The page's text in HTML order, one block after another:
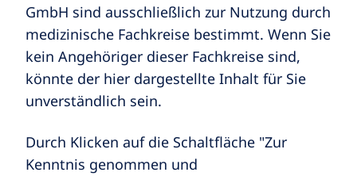
GmbH sind ausschließlich zur Nutzung durch
medizinische Fachkreise bestimmt. Wenn Sie
kein Angehöriger dieser Fachkreise sind,
könnte der hier dargestellte Inhalt für Sie
unverständlich sein.
Durch Klicken auf die Schaltfläche "Zur
Kenntnis genommen und